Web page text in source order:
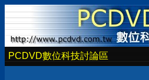
PCDVD數位科技討論區